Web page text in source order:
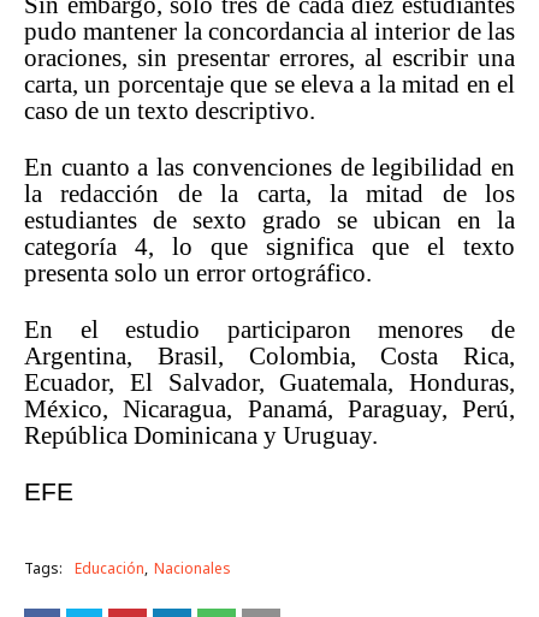
pudo mantener la concordancia al interior de las
oraciones, sin presentar errores, al escribir una
carta, un porcentaje que se eleva a la mitad en el
caso de un texto descriptivo.
En cuanto a las convenciones de legibilidad en
la redacción de la carta, la mitad de los
estudiantes de sexto grado se ubican en la
categoría 4, lo que significa que el texto
presenta solo un error ortográfico.
En el estudio participaron menores de
Argentina, Brasil, Colombia, Costa Rica,
Ecuador, El Salvador, Guatemala, Honduras,
México, Nicaragua, Panamá, Paraguay, Perú,
República Dominicana y Uruguay.
EFE
Tags: Educación Nacionales